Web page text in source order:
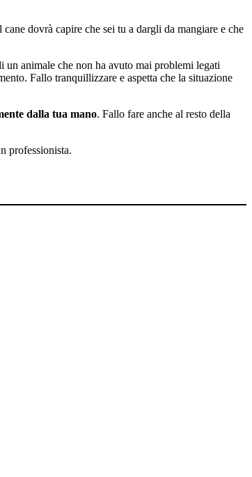
dovrà capire che sei tu a dargli da mangiare e che
un animale che non ha avuto mai problemi legati
Fallo tranquillizzare e aspetta che la situazione
dalla tua mano. Fallo fare anche al resto della
professionista.